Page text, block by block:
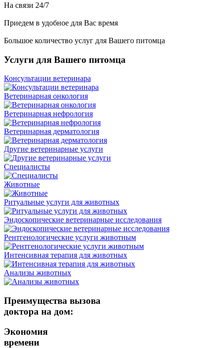
На связи 24/7
Приедем в удобное для Вас время
Большое количество услуг для Вашего питомца
Услуги для Вашего питомца
Консультации ветеринара
Ветеринарная онкология
Ветеринарная нефрология
Ветеринарная дерматология
Другие ветеринарные услуги
Специалисты
Животные
Ритуальные услуги для животных
Эндоскопические ветеринарные исследования
Рентгенологические услуги животным
Интенсивная терапия для животных
Анализы животных
Преимущества вызова
доктора на дом:
Экономия
времени